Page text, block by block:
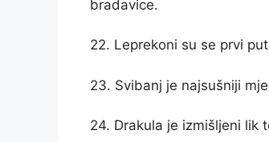
bradavice.
22. Leprekoni su se prvi
23. Svibanj je najsušniji
24. Drakula je izmišljeni lik